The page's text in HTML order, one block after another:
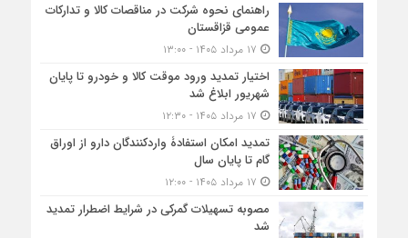
راهنمای نحوه شرکت در مناقصات کالا و تدارکات
عمومی قزاقستان
اختیار تمدید ورود موقت کالا و خودرو تا پایان
شهریور ابلاغ شد
تمدید امکان استفادۀ واردکنندگان دارو از اوراق
گام تا پایان سال
مصوبه تسهیلات گمرکی در شرایط اضطرار تمدید
شد